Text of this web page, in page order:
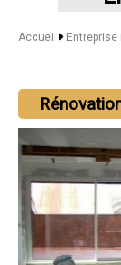
Accueil